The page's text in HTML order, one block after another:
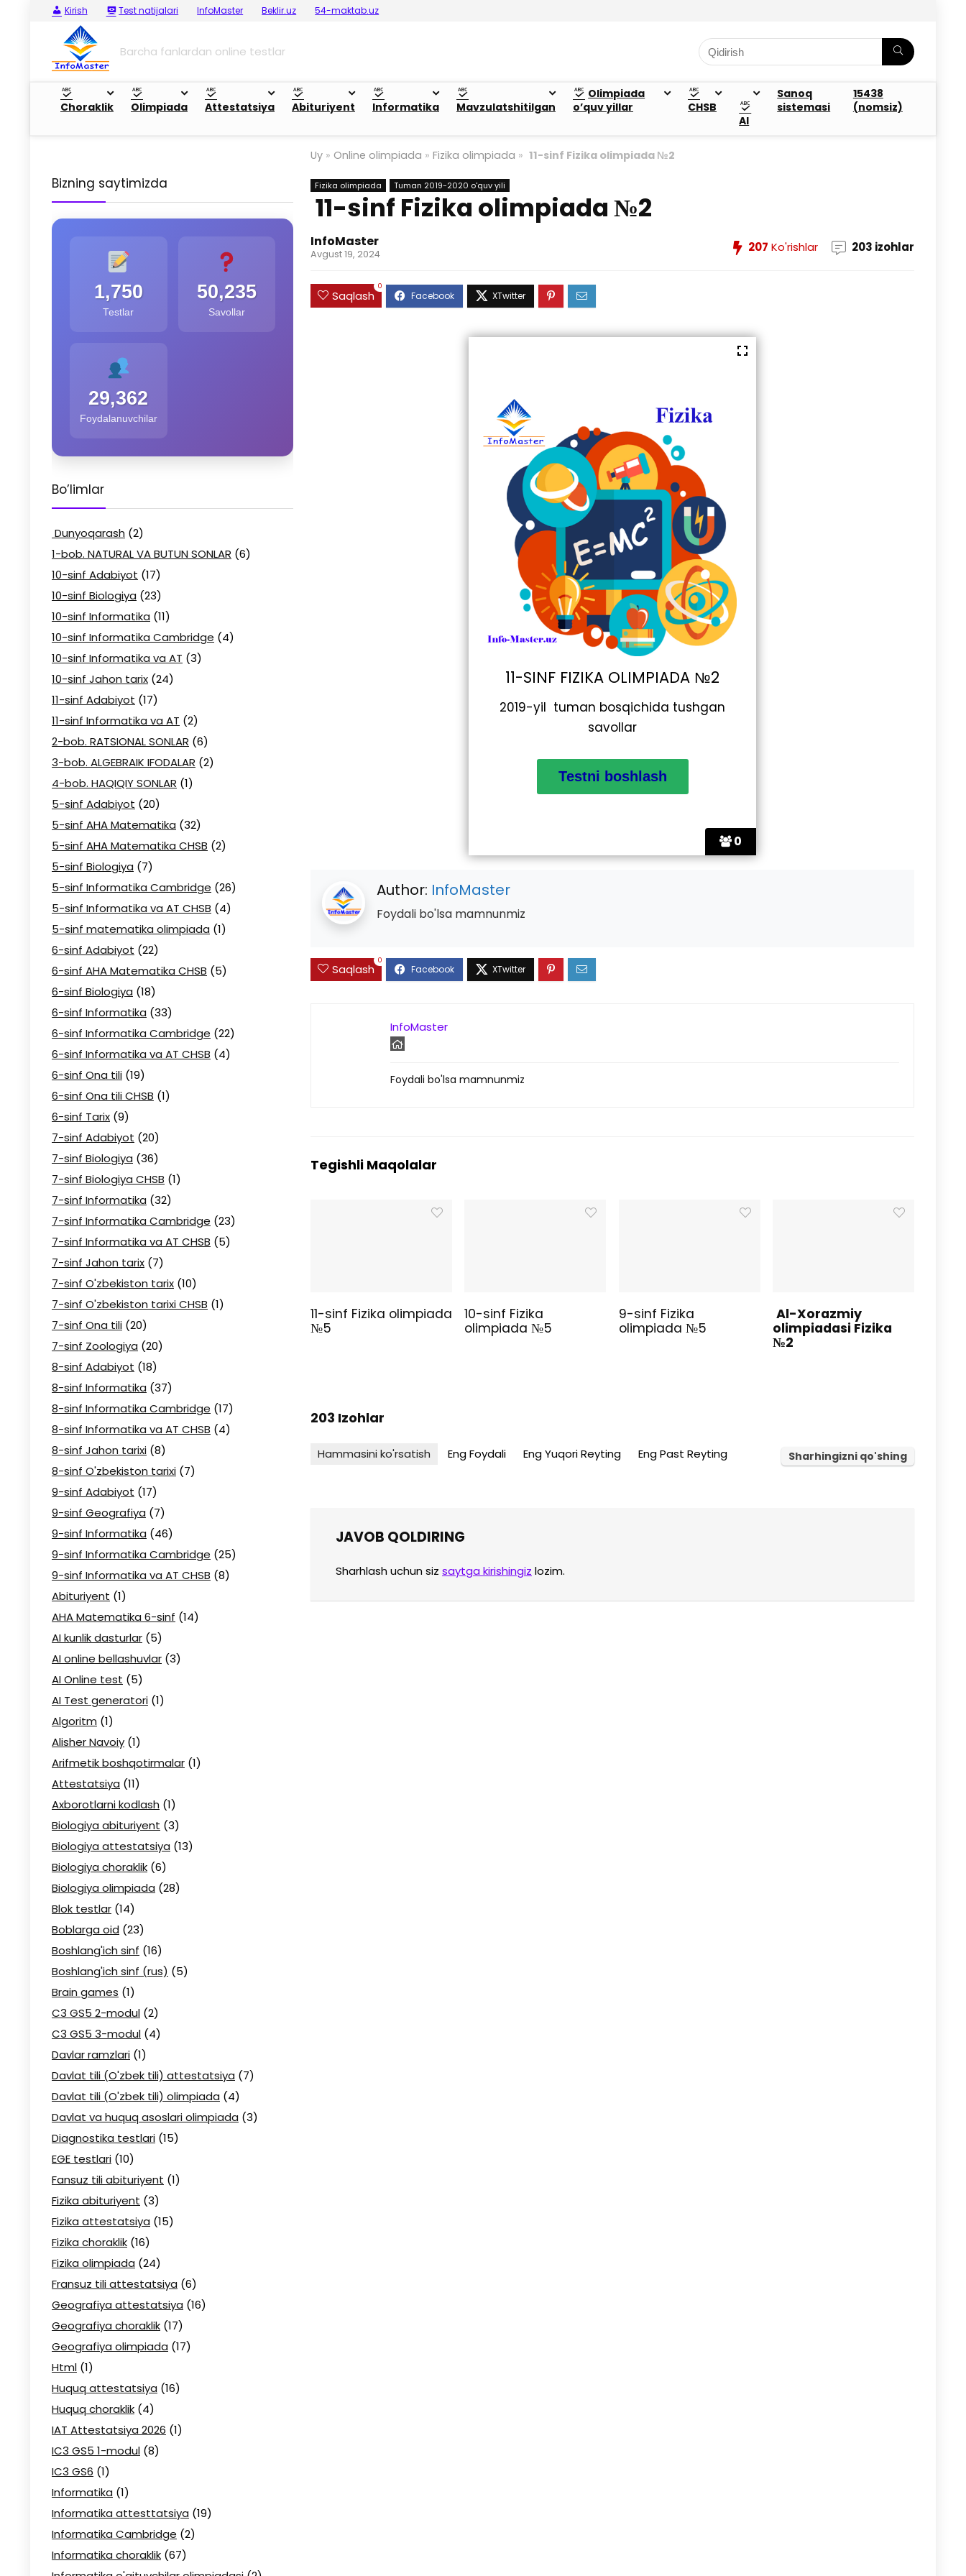
Kirish Test natijalari InfoMaster Beklir.uz 54-maktab.uz
Barcha fanlardan online testlar
Choraklik Olimpiada Attestatsiya Abituriyent Informatika Mavzulatshitilgan
Olimpiada
o’quv yillar
CHSB
AI
Sanoq
sistemasi
15438
(nomsiz)
Uy » Online olimpiada » Fizika olimpiada » 11-sinf Fizika olimpiada №2
Fizika olimpiada Tuman 2019-2020 o'quv yili
11-sinf Fizika olimpiada №2
InfoMaster
Avgust 19, 2024 207 Ko'rishlar 203 izohlar
Saqlash
0
0
11-SINF FIZIKA OLIMPIADA №2
2019-yil tuman bosqichida tushgan
savollar
Author: InfoMaster
Foydali bo'lsa mamnunmiz
Saqlash
0
InfoMaster
Foydali bo'lsa mamnunmiz
Tegishli Maqolalar
11-sinf Fizika olimpiada
№5
10-sinf Fizika
olimpiada №5
9-sinf Fizika
olimpiada №5
Al-Xorazmiy
olimpiadasi Fizika
№2
203 Izohlar
Hammasini ko'rsatish Eng Foydali Eng Yuqori Reyting Eng Past Reyting Sharhingizni qo'shing
JAVOB QOLDIRING
Sharhlash uchun siz saytga kirishingiz lozim.
Bizning saytimizda
1,750
Testlar
50,235
Savollar
29,362
Foydalanuvchilar
Bo’limlar
Dunyoqarash (2)
1-bob. NATURAL VA BUTUN SONLAR (6)
10-sinf Adabiyot (17)
10-sinf Biologiya (23)
10-sinf Informatika (11)
10-sinf Informatika Cambridge (4)
10-sinf Informatika va AT (3)
10-sinf Jahon tarix (24)
11-sinf Adabiyot (17)
11-sinf Informatika va AT (2)
2-bob. RATSIONAL SONLAR (6)
3-bob. ALGEBRAIK IFODALAR (2)
4-bob. HAQIQIY SONLAR (1)
5-sinf Adabiyot (20)
5-sinf AHA Matematika (32)
5-sinf AHA Matematika CHSB (2)
5-sinf Biologiya (7)
5-sinf Informatika Cambridge (26)
5-sinf Informatika va AT CHSB (4)
5-sinf matematika olimpiada (1)
6-sinf Adabiyot (22)
6-sinf AHA Matematika CHSB (5)
6-sinf Biologiya (18)
6-sinf Informatika (33)
6-sinf Informatika Cambridge (22)
6-sinf Informatika va AT CHSB (4)
6-sinf Ona tili (19)
6-sinf Ona tili CHSB (1)
6-sinf Tarix (9)
7-sinf Adabiyot (20)
7-sinf Biologiya (36)
7-sinf Biologiya CHSB (1)
7-sinf Informatika (32)
7-sinf Informatika Cambridge (23)
7-sinf Informatika va AT CHSB (5)
7-sinf Jahon tarix (7)
7-sinf O'zbekiston tarix (10)
7-sinf O'zbekiston tarixi CHSB (1)
7-sinf Ona tili (20)
7-sinf Zoologiya (20)
8-sinf Adabiyot (18)
8-sinf Informatika (37)
8-sinf Informatika Cambridge (17)
8-sinf Informatika va AT CHSB (4)
8-sinf Jahon tarixi (8)
8-sinf O'zbekiston tarixi (7)
9-sinf Adabiyot (17)
9-sinf Geografiya (7)
9-sinf Informatika (46)
9-sinf Informatika Cambridge (25)
9-sinf Informatika va AT CHSB (8)
Abituriyent (1)
AHA Matematika 6-sinf (14)
AI kunlik dasturlar (5)
AI online bellashuvlar (3)
AI Online test (5)
AI Test generatori (1)
Algoritm (1)
Alisher Navoiy (1)
Arifmetik boshqotirmalar (1)
Attestatsiya (11)
Axborotlarni kodlash (1)
Biologiya abituriyent (3)
Biologiya attestatsiya (13)
Biologiya choraklik (6)
Biologiya olimpiada (28)
Blok testlar (14)
Boblarga oid (23)
Boshlang'ich sinf (16)
Boshlang'ich sinf (rus) (5)
Brain games (1)
C3 GS5 2-modul (2)
C3 GS5 3-modul (4)
Davlar ramzlari (1)
Davlat tili (O'zbek tili) attestatsiya (7)
Davlat tili (O'zbek tili) olimpiada (4)
Davlat va huquq asoslari olimpiada (3)
Diagnostika testlari (15)
EGE testlari (10)
Fansuz tili abituriyent (1)
Fizika abituriyent (3)
Fizika attestatsiya (15)
Fizika choraklik (16)
Fizika olimpiada (24)
Fransuz tili attestatsiya (6)
Geografiya attestatsiya (16)
Geografiya choraklik (17)
Geografiya olimpiada (17)
Html (1)
Huquq attestatsiya (16)
Huquq choraklik (4)
IAT Attestatsiya 2026 (1)
IC3 GS5 1-modul (8)
IC3 GS6 (1)
Informatika (1)
Informatika attesttatsiya (19)
Informatika Cambridge (2)
Informatika choraklik (67)